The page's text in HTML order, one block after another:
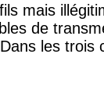
mais
de
les trois